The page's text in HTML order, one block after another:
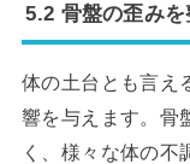
5.2 骨盤の歪み
体の土台とも言え
響を与えます。骨
く、様々な体の不